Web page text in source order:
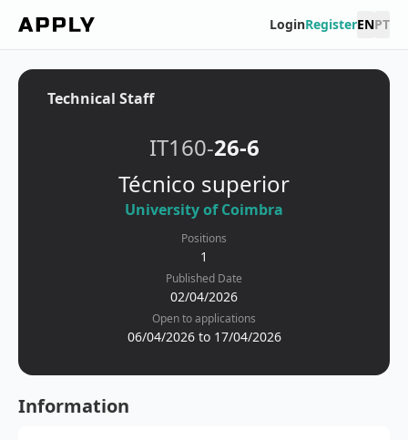
LoginRegisterENPT
Technical Staff
IT160-26-6
Técnico superior
University of Coimbra
Positions
1
Published Date
02/04/2026
Open to applications
06/04/2026 to 17/04/2026
Information